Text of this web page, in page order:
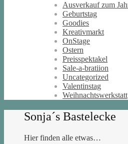
Ausverkauf zum
Geburtstag
Goodies
Kreativmarkt
OnStage
Ostern
Preisspektakel
Sale-a-bratiion
Uncategorized
Valentinstag
Weihnachtswerkstatt
Sonja´s Bastelecke
Hier finden alle etwas…